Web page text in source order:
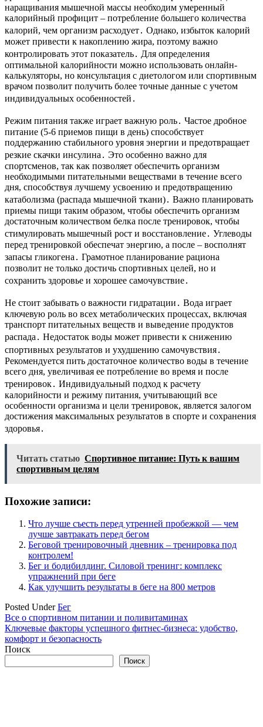
наращивания мышечной массы необходим умеренный
калорийный профицит – потребление большего количества
калорий, чем организм расходует․ Однако, избыток калорий
может привести к накоплению жира, поэтому важно
контролировать этот показатель․ Для определения
оптимальной калорийности можно использовать онлайн-
калькуляторы, но консультация с диетологом или спортивным
врачом позволит получить более точные данные с учетом
индивидуальных особенностей․
Режим питания также играет важную роль․ Частое дробное
питание (5-6 приемов пищи в день) способствует
поддержанию стабильного уровня энергии и предотвращает
резкие скачки инсулина․ Это особенно важно для
спортсменов, так как позволяет обеспечить организм
необходимыми питательными веществами в течение всего
дня, способствуя лучшему усвоению и предотвращению
катаболизма (распада мышечной ткани)․ Важно планировать
приемы пищи таким образом, чтобы обеспечить организм
достаточным количеством белка после тренировок, чтобы
стимулировать мышечный рост и восстановление․ Углеводы
перед тренировкой обеспечат энергию, а после – восполнят
запасы гликогена․ Грамотное планирование рациона
позволит не только достичь спортивных целей, но и
сохранить здоровье и хорошее самочувствие․
Не стоит забывать о важности гидратации․ Вода играет
ключевую роль во всех метаболических процессах, включая
транспорт питательных веществ и выведение продуктов
распада․ Недостаток воды может привести к снижению
спортивных результатов и ухудшению самочувствия․
Рекомендуется пить достаточное количество воды в течение
всего дня, увеличивая ее потребление во время и после
тренировок․ Индивидуальный подход к расчету
калорийности и режиму питания, учитывающий все
особенности организма и цели тренировок, является залогом
достижения максимальных результатов в спорте и сохранения
здоровья․
Читать статью Спортивное питание: Путь к вашим
спортивным целям
Похожие записи:
Что лучше съесть перед утренней пробежкой — чем
лучше завтракать перед бегом
Беговой тренировочный дневник – тренировка под
контролем!
Бег и бодибилдинг. Силовой тренинг: комплекс
упражнений при беге
Как улучшить результаты в беге на 800 метров
Posted UnderБег
Навигация
по
записям
Все о спортивном питании и поливитаминах
Ключевые факторы успешного фитнес-бизнеса: удобство,
комфорт и безопасность
Поиск
Поиск